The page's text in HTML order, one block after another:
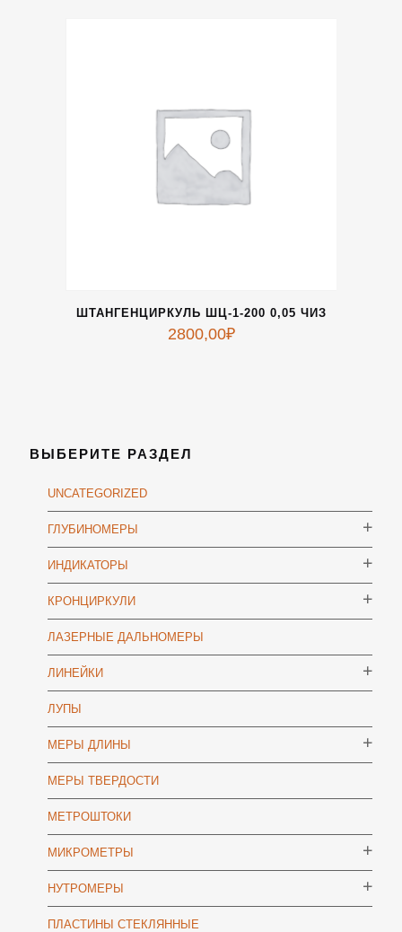
ШТАНГЕНЦИРКУЛЬ ШЦ-1-200 0,05 ЧИЗ
2800,00₽
ВЫБЕРИТЕ РАЗДЕЛ
UNCATEGORIZED
ГЛУБИНОМЕРЫ
ИНДИКАТОРЫ
КРОНЦИРКУЛИ
ЛАЗЕРНЫЕ ДАЛЬНОМЕРЫ
ЛИНЕЙКИ
ЛУПЫ
МЕРЫ ДЛИНЫ
МЕРЫ ТВЕРДОСТИ
МЕТРОШТОКИ
МИКРОМЕТРЫ
НУТРОМЕРЫ
ПЛАСТИНЫ СТЕКЛЯННЫЕ